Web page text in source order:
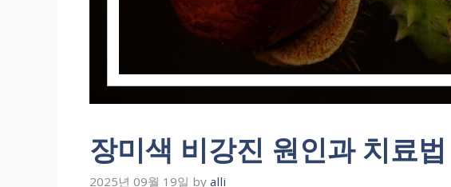
장미색 비강진 원인과 치료
2025년 09월 19일 by alli